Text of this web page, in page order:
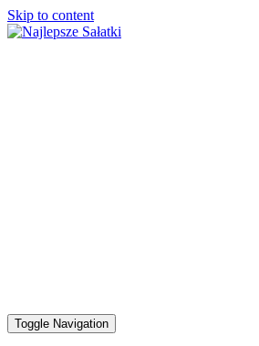
Skip to content
Toggle Navigation